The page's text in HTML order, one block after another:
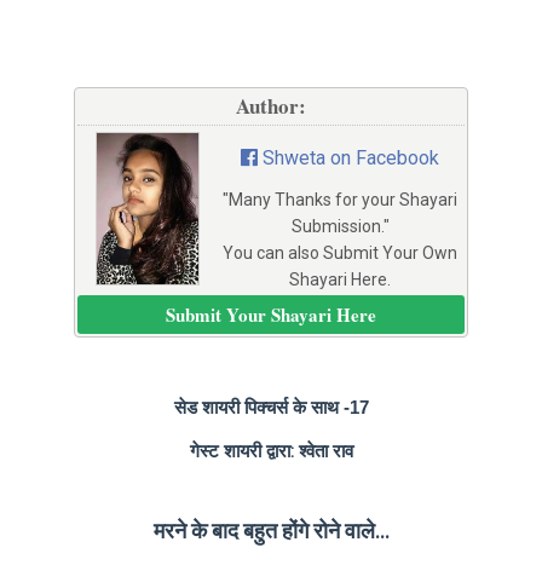
Author:
Shweta on Facebook
"Many Thanks for your Shayari
Submission."
You can also Submit Your Own
Shayari Here.
Submit Your Shayari Here
सेड शायरी पिक्चर्स के साथ -17
गेस्ट शायरी द्वारा: श्वेता राव
मरने के बाद बहुत होंगे रोने वाले...